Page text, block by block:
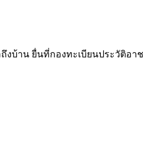
งบ้าน ยื่นที่กองทะเบียนประวัติ